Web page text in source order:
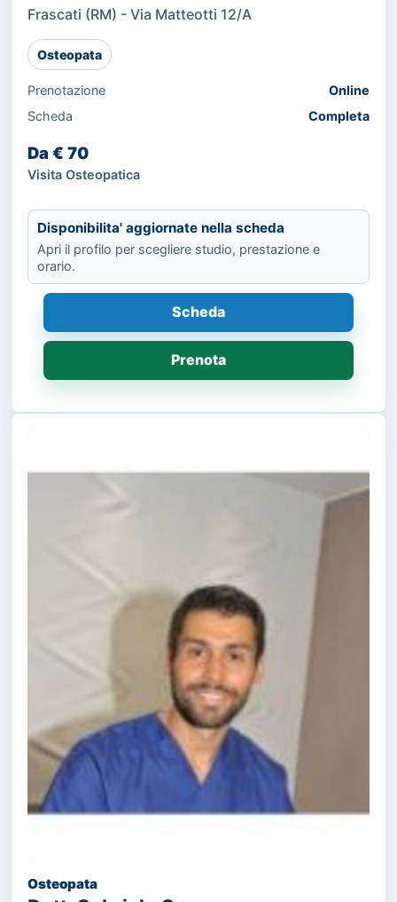
Frascati (RM) - Via Matteotti 12/A
Osteopata
Prenotazione
Online
Scheda
Completa
Da € 70
Visita Osteopatica
Disponibilita' aggiornate nella scheda
Apri il profilo per scegliere studio, prestazione e
orario.
Scheda
Prenota
Osteopata